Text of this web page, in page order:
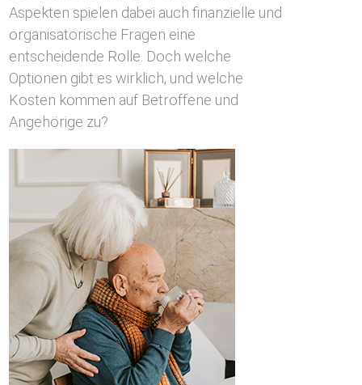
Aspekten spielen dabei auch finanzielle und
organisatorische Fragen eine
entscheidende Rolle. Doch welche
Optionen gibt es wirklich, und welche
Kosten kommen auf Betroffene und
Angehörige zu?